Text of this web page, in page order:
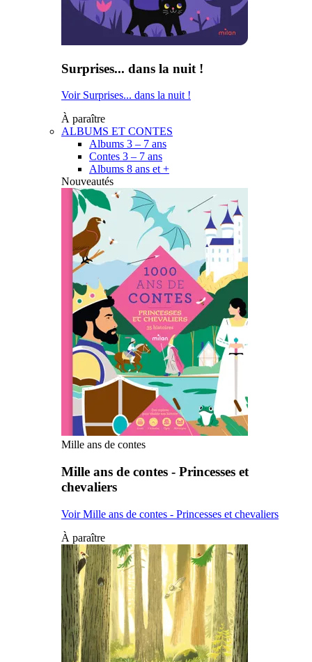
Surprises... dans la nuit !
Voir Surprises... dans la nuit !
À paraître
ALBUMS ET CONTES
Albums 3 – 7 ans
Contes 3 – 7 ans
Albums 8 ans et +
Nouveautés
Mille ans de contes
Mille ans de contes - Princesses et
chevaliers
Voir Mille ans de contes - Princesses et chevaliers
À paraître